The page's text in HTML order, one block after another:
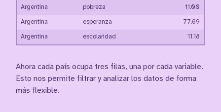
Argentina pobreza 11.00
Argentina esperanza 77.69
Argentina escolaridad 11.18
Ahora cada país ocupa tres filas, una por cada variable.
Esto nos permite filtrar y analizar los datos de forma
más flexible.